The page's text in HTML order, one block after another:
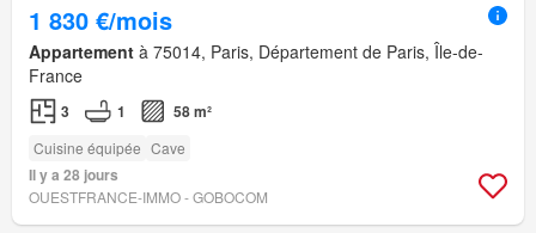
1 830 €/mois
Appartement à 75014, Paris, Département de Paris, Île-de-
France
3 1 58 m²
Cuisine équipée Cave
Il y a 28 jours
OUESTFRANCE-IMMO - GOBOCOM